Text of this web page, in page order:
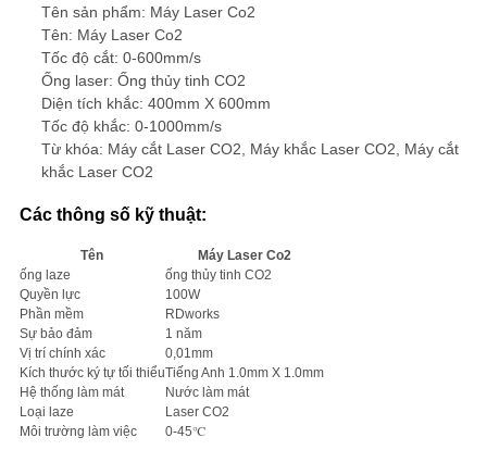
PRIVACY
POLICY
Tên sản phẩm: Máy Laser Co2
Tên: Máy Laser Co2
Tốc độ cắt: 0-600mm/s
Ống laser: Ống thủy tinh CO2
Diện tích khắc: 400mm X 600mm
Tốc độ khắc: 0-1000mm/s
Từ khóa: Máy cắt Laser CO2, Máy khắc Laser CO2, Máy cắt
khắc Laser CO2
Các thông số kỹ thuật:
Tên
Máy Laser Co2
ống laze
ống thủy tinh CO2
Quyền lực
100W
Phần mềm
RDworks
Sự bảo đảm
1 năm
Vị trí chính xác
0,01mm
Kích thước ký tự tối thiểuTiếng Anh 1.0mm X 1.0mm
Hệ thống làm mát
Nước làm mát
Loại laze
Laser CO2
Môi trường làm việc
0-45℃